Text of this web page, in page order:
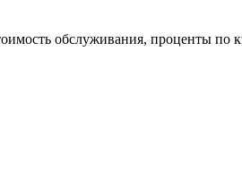
обслуживания, проценты по